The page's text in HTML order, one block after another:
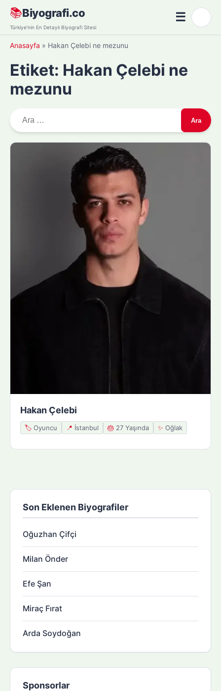
Skip
content
📚Biyografi.co
Türkiye'nin En Detaylı Biyografi Sitesi
☰Menü
Anasayfa » Hakan Çelebi ne mezunu
Etiket: Hakan Çelebi ne
mezunu
r
Hakan Çelebi
🏷️ Oyuncu 📍 İstanbul 🎂 27 Yaşında ✨ Oğlak
Son Eklenen Biyografiler
Oğuzhan Çifçi
Milan Önder
Efe Şan
Miraç Fırat
Arda Soydoğan
Sponsorlar